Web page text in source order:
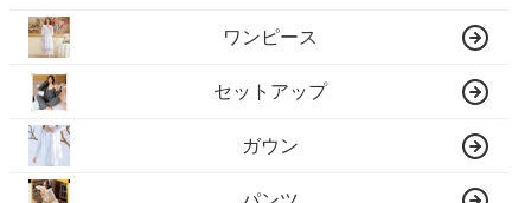
ワンピース
セットアップ
ガウン